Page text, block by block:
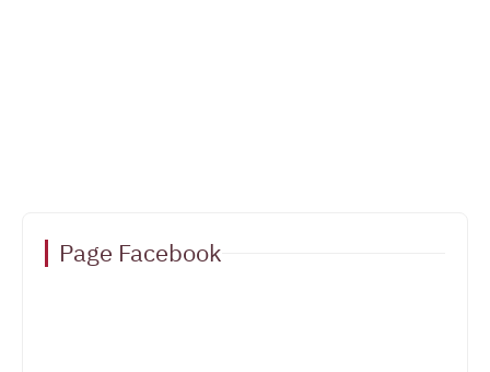
Page Facebook